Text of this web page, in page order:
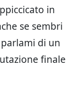
in
se sembri
di un
finale